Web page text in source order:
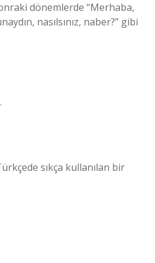
dönemlerde “Merhaba,
nasılsınız, naber?” gibi
sıkça kullanılan bir